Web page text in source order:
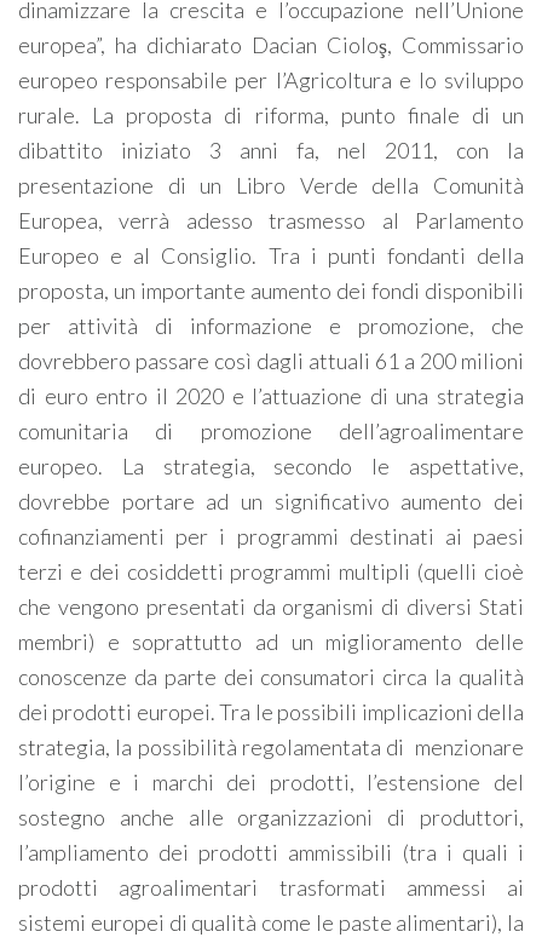
dinamizzare la crescita e l’occupazione nell’Unione
europea”, ha dichiarato Dacian Cioloş, Commissario
europeo responsabile per l’Agricoltura e lo sviluppo
rurale. La proposta di riforma, punto finale di un
dibattito iniziato 3 anni fa, nel 2011, con la
presentazione di un Libro Verde della Comunità
Europea, verrà adesso trasmesso al Parlamento
Europeo e al Consiglio. Tra i punti fondanti della
proposta, un importante aumento dei fondi disponibili
per attività di informazione e promozione, che
dovrebbero passare così dagli attuali 61 a 200 milioni
di euro entro il 2020 e l’attuazione di una strategia
comunitaria di promozione dell’agroalimentare
europeo. La strategia, secondo le aspettative,
dovrebbe portare ad un significativo aumento dei
cofinanziamenti per i programmi destinati ai paesi
terzi e dei cosiddetti programmi multipli (quelli cioè
che vengono presentati da organismi di diversi Stati
membri) e soprattutto ad un miglioramento delle
conoscenze da parte dei consumatori circa la qualità
dei prodotti europei. Tra le possibili implicazioni della
strategia, la possibilità regolamentata di menzionare
l’origine e i marchi dei prodotti, l’estensione del
sostegno anche alle organizzazioni di produttori,
l’ampliamento dei prodotti ammissibili (tra i quali i
prodotti agroalimentari trasformati ammessi ai
sistemi europei di qualità come le paste alimentari), la